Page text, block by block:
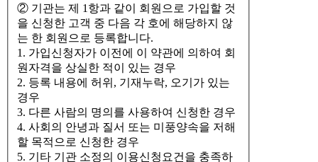
② 기관는 제 1항과 같이 회원으로 가입할 것
을 신청한 고객 중 다음 각 호에 해당하지 않
는 한 회원으로 등록합니다.
1. 가입신청자가 이전에 이 약관에 의하여 회
원자격을 상실한 적이 있는 경우
2. 등록 내용에 허위, 기재누락, 오기가 있는
경우
3. 다른 사람의 명의를 사용하여 신청한 경우
4. 사회의 안녕과 질서 또는 미풍양속을 저해
할 목적으로 신청한 경우
5. 기타 기관 소정의 이용신청요건을 충족하